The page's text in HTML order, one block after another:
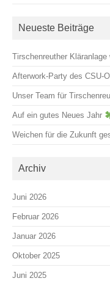
Neueste Beiträge
Tirschenreuther Kläranlage
Afterwork-Party des CSU-
Unser Team für
Auf ein gutes Neues Jahr
Weichen für die Zukunft
Archiv
Juni 2026
Februar 2026
Januar 2026
Oktober 2025
Juni 2025